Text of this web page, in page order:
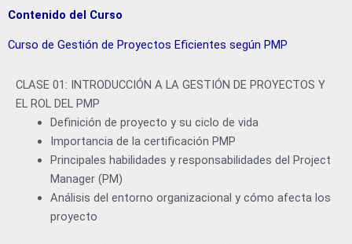
Contenido del Curso
Curso de Gestión de Proyectos Eficientes según PMP
CLASE 01: INTRODUCCIÓN A LA GESTIÓN DE PROYECTOS Y
EL ROL DEL PMP
Definición de proyecto y su ciclo de vida
Importancia de la certificación PMP
Principales habilidades y responsabilidades del Project
Manager (PM)
Análisis del entorno organizacional y cómo afecta los
proyecto